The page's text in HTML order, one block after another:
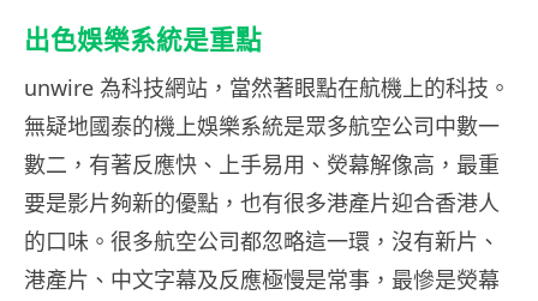
出色娛樂系統是重點
unwire 為科技網站，當然著眼點在航機上的科技。
無疑地國泰的機上娛樂系統是眾多航空公司中數一
數二，有著反應快、上手易用、熒幕解像高，最重
要是影片夠新的優點，也有很多港產片迎合香港人
的口味。很多航空公司都忽略這一環，沒有新片、
港產片、中文字幕及反應極慢是常事，最慘是熒幕